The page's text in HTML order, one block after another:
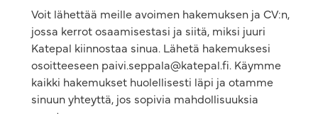
Voit lähettää meille avoimen hakemuksen ja CV:n,
jossa kerrot osaamisestasi ja siitä, miksi juuri
Katepal kiinnostaa sinua. Lähetä hakemuksesi
osoitteeseen paivi.seppala@katepal.fi. Käymme
kaikki hakemukset huolellisesti läpi ja otamme
sinuun yhteyttä, jos sopivia mahdollisuuksia